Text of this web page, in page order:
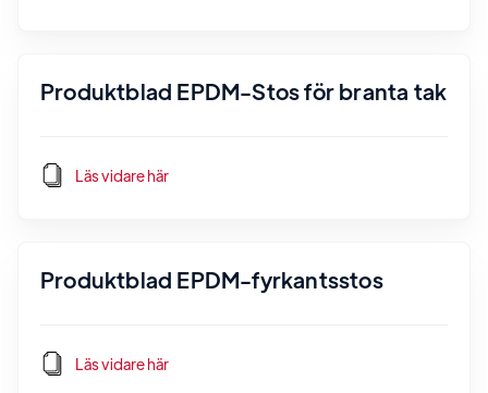
Produktblad EPDM-Stos för branta tak
Läs vidare här
Produktblad EPDM-fyrkantsstos
Läs vidare här